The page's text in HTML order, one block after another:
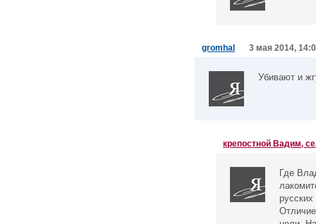
gromhal 3 мая 2014,
Убивают и
крепостной Вадим,
Где